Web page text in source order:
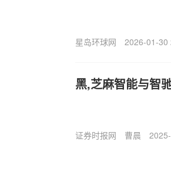
星岛环球网 2026-01-30
黑,芝麻智能与智
证券时报网 曹晨